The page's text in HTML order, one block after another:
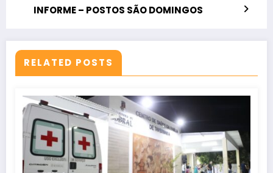
INFORME – POSTOS SÃO DOMINGOS
RELATED POSTS